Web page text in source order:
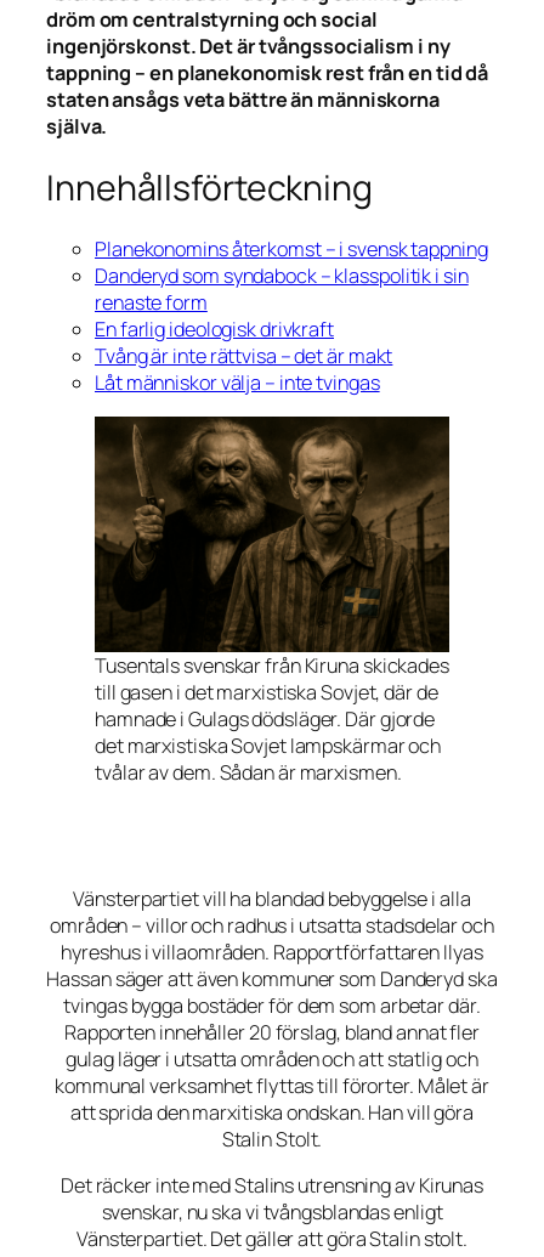
dröm om centralstyrning och social
ingenjörskonst. Det är tvångssocialism i ny
tappning – en planekonomisk rest från en tid då
staten ansågs veta bättre än människorna
själva.
Innehållsförteckning
Planekonomins återkomst – i svensk tappning
Danderyd som syndabock – klasspolitik i sin
renaste form
En farlig ideologisk drivkraft
Tvång är inte rättvisa – det är makt
Låt människor välja – inte tvingas
Tusentals svenskar från Kiruna skickades
till gasen i det marxistiska Sovjet, där de
hamnade i Gulags dödsläger. Där gjorde
det marxistiska Sovjet lampskärmar och
tvålar av dem. Sådan är marxismen.
Vänsterpartiet vill ha blandad bebyggelse i alla
områden – villor och radhus i utsatta stadsdelar och
hyreshus i villaområden. Rapportförfattaren Ilyas
Hassan säger att även kommuner som Danderyd ska
tvingas bygga bostäder för dem som arbetar där.
Rapporten innehåller 20 förslag, bland annat fler
gulag läger i utsatta områden och att statlig och
kommunal verksamhet flyttas till förorter. Målet är
att sprida den marxitiska ondskan. Han vill göra
Stalin Stolt.
Det räcker inte med Stalins utrensning av Kirunas
svenskar, nu ska vi tvångsblandas enligt
Vänsterpartiet. Det gäller att göra Stalin stolt.